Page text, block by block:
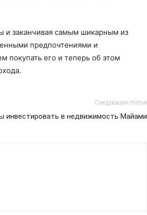
и заканчивая самым шикарным из
предпочтениями и
покупать его и теперь об этом
Следующая статья
инвестировать в недвижимость Майами